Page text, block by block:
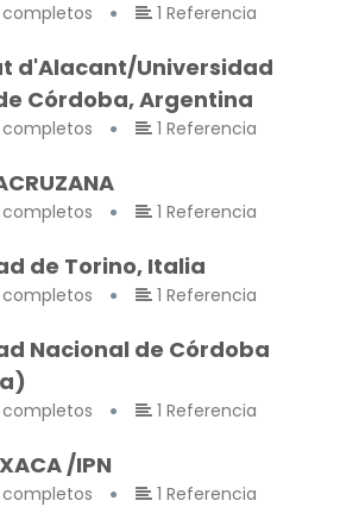
1 Referencia
d'Alacant/Universidad
Córdoba, Argentina
1 Referencia
1 Referencia
de Torino, Italia
1 Referencia
Nacional de Córdoba
1 Referencia
/IPN
1 Referencia